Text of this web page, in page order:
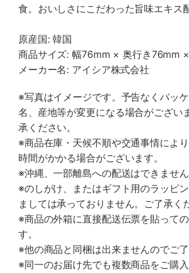
食。おいしさにこだわった旨味エキス
原産国: 韓国
商品サイズ: 幅76mm × 奥行き76mm
メーカー名: アイシア株式会社
※写真はイメージです。予告なくパッ
名、産地等が変更になる場合がござい
承ください。
※商品在庫・天候不順や交通事情によ
時間がかかる場合がございます。
※沖縄、一部離島への配送はできません
※のしがけ、またはギフト用のラッピ
ましては承っておりません。ご了承く
※商品の外箱に直接配送伝票を貼って
す。
※他の商品と同梱は出来ませんのでご了
※同一のお届け先でも複数商品をご購